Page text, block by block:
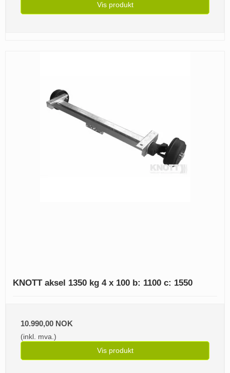
Vis produkt
KNOTT aksel 1350 kg 4 x 100 b: 1100 c: 1550
10.990,00 NOK
(inkl. mva.)
Vis produkt